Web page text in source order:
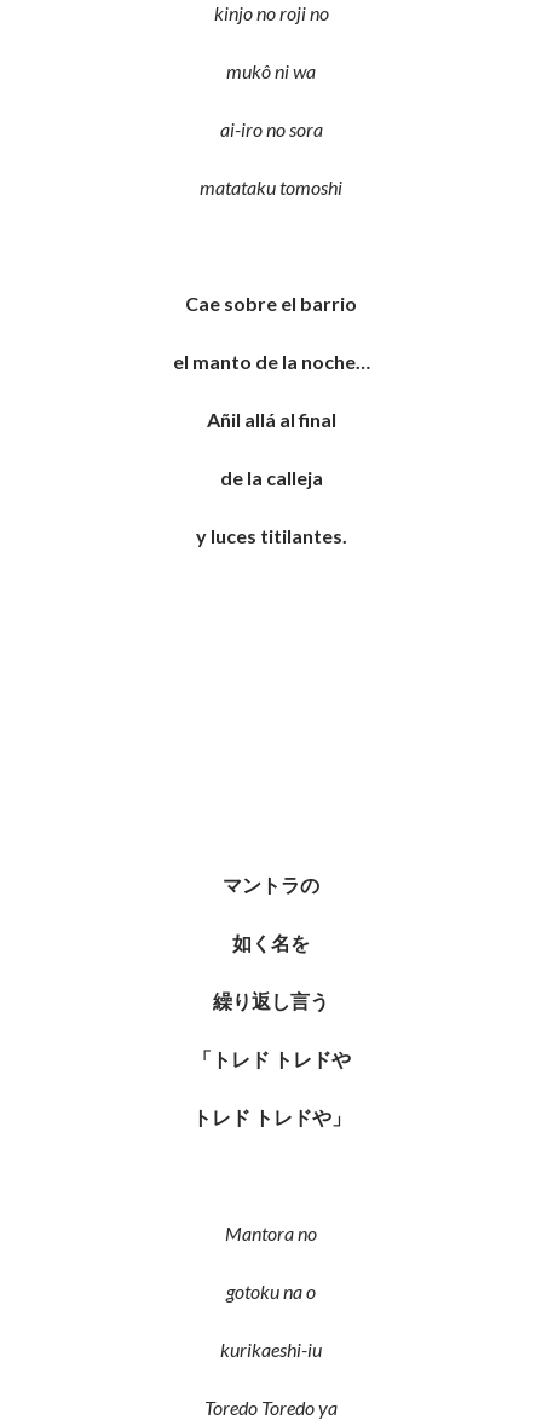
kinjo no roji no
mukô ni wa
ai-iro no sora
matataku tomoshi
Cae sobre el barrio
el manto de la noche…
Añil allá al final
de la calleja
y luces titilantes.
マントラの
如く名を
繰り返し言う
「トレド トレドや
トレド トレドや」
Mantora no
gotoku na o
kurikaeshi-iu
Toredo Toredo ya